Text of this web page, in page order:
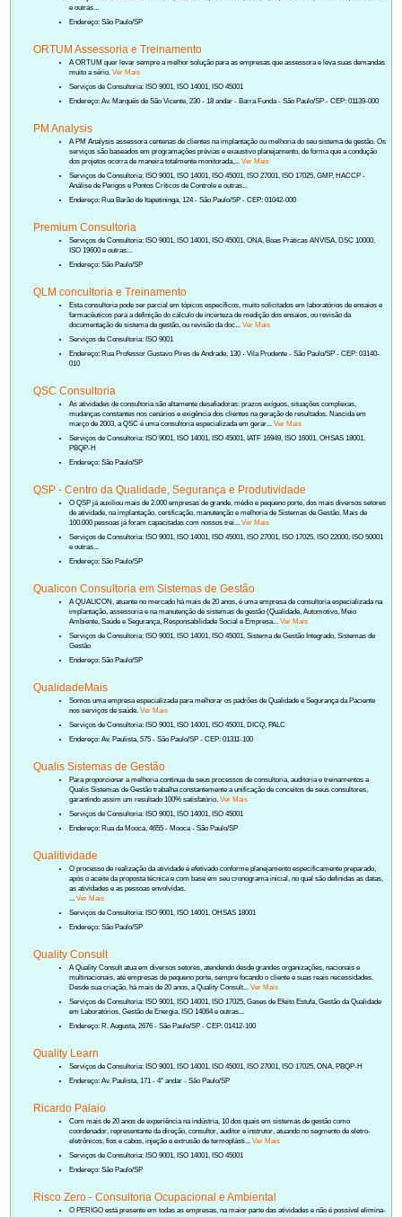
e outras...
Endereço: São Paulo/SP
ORTUM Assessoria e Treinamento
A ORTUM quer levar sempre a melhor solução para as empresas que assessora e leva suas demandas
muito a sério.Ver Mais
Serviços de Consultoria: ISO 9001, ISO 14001, ISO 45001
Endereço: Av. Marquês de São Vicente, 230 - 18 andar - Barra Funda - São Paulo/SP - CEP: 01139-000
PM Analysis
A PM Analysis assessora centenas de clientes na implantação ou melhoria do seu sistema de gestão. Os
serviços são baseados em programações prévias e exaustivo planejamento, de forma que a condução
dos projetos ocorra de maneira totalmente monitorada,...Ver Mais
Serviços de Consultoria: ISO 9001, ISO 14001, ISO 45001, ISO 27001, ISO 17025, GMP, HACCP -
Análise de Perigos e Pontos Críticos de Controle e outras...
Endereço: Rua Barão de Itapetininga, 124 - São Paulo/SP - CEP: 01042-000
Premium Consultoria
Serviços de Consultoria: ISO 9001, ISO 14001, ISO 45001, ONA, Boas Práticas ANVISA, DSC 10000,
ISO 19600 e outras...
Endereço: São Paulo/SP
QLM concultoria e Treinamento
Esta consultoria pode ser parcial em tópicos específicos, muito solicitados em laboratórios de ensaios e
farmacêuticos para a definição do cálculo de incerteza de medição dos ensaios, ou revisão da
documentação de sistema de gestão, ou revisão da doc...Ver Mais
Serviços de Consultoria: ISO 9001
Endereço: Rua Professor Gustavo Pires de Andrade, 130 - Vila Prudente - São Paulo/SP - CEP: 03140-
010
QSC Consultoria
As atividades de consultoria são altamente desafiadoras: prazos exíguos, situações complexas,
mudanças constantes nos cenários e exigência dos clientes na geração de resultados. Nascida em
março de 2003, a QSC é uma consultoria especializada em gerar...Ver Mais
Serviços de Consultoria: ISO 9001, ISO 14001, ISO 45001, IATF 16949, ISO 16001, OHSAS 18001,
PBQP-H
Endereço: São Paulo/SP
QSP - Centro da Qualidade, Segurança e Produtividade
O QSP já auxiliou mais de 2.000 empresas de grande, médio e pequeno porte, dos mais diversos setores
de atividade, na implantação, certificação, manutenção e melhoria de Sistemas de Gestão. Mais de
100.000 pessoas já foram capacitadas com nossos trei...Ver Mais
Serviços de Consultoria: ISO 9001, ISO 14001, ISO 45001, ISO 27001, ISO 17025, ISO 22000, ISO 50001
e outras...
Endereço: São Paulo/SP
Qualicon Consultoria em Sistemas de Gestão
A QUALICON, atuante no mercado há mais de 20 anos, é uma empresa de consultoria especializada na
implantação, assessoria e na manutenção de sistemas de gestão (Qualidade, Automotivo, Meio
Ambiente, Saúde e Segurança, Responsabilidade Social e Empresa...Ver Mais
Serviços de Consultoria: ISO 9001, ISO 14001, ISO 45001, Sistema de Gestão Integrado, Sistemas de
Gestão
Endereço: São Paulo/SP
QualidadeMais
Somos uma empresa especializada para melhorar os padrões de Qualidade e Segurança da Paciente
nos serviços de saúde.Ver Mais
Serviços de Consultoria: ISO 9001, ISO 14001, ISO 45001, DICQ, PALC
Endereço: Av. Paulista, 575 - São Paulo/SP - CEP: 01311-100
Qualis Sistemas de Gestão
Para proporcionar a melhoria continua de seus processos de consultoria, auditoria e treinamentos a
Qualis Sistemas de Gestão trabalha constantemente a unificação de conceitos de seus consultores,
garantindo assim um resultado 100% satisfatório.Ver Mais
Serviços de Consultoria: ISO 9001, ISO 14001, ISO 45001
Endereço: Rua da Mooca, 4655 - Mooca - São Paulo/SP
Qualitividade
O processo de realização da atividade é efetivado conforme planejamento especificamente preparado,
após o aceite da proposta técnica e com base em seu cronograma inicial, no qual são definidas as datas,
as atividades e as pessoas envolvidas.
...Ver Mais
Serviços de Consultoria: ISO 9001, ISO 14001, OHSAS 18001
Endereço: São Paulo/SP
Quality Consult
A Quality Consult atua em diversos setores, atendendo desde grandes organizações, nacionais e
multinacionais, até empresas de pequeno porte, sempre focando o cliente e suas reais necessidades.
Desde sua criação, há mais de 20 anos, a Quality Consult...Ver Mais
Serviços de Consultoria: ISO 9001, ISO 14001, ISO 17025, Gases de Efeito Estufa, Gestão da Qualidade
em Laboratórios, Gestão de Energia, ISO 14064 e outras...
Endereço: R. Augusta, 2676 - São Paulo/SP - CEP: 01412-100
Quality Learn
Serviços de Consultoria: ISO 9001, ISO 14001, ISO 45001, ISO 27001, ISO 17025, ONA, PBQP-H
Endereço: Av. Paulista, 171 - 4° andar - São Paulo/SP
Ricardo Palaio
Com mais de 20 anos de experiência na indústria, 10 dos quais em sistemas de gestão como
coordenador, representante da direção, consultor, auditor e instrutor, atuando no segmento de eletro-
eletrônicos, fios e cabos, injeção e extrusão de termoplásti...Ver Mais
Serviços de Consultoria: ISO 9001, ISO 14001, ISO 45001
Endereço: São Paulo/SP
Risco Zero - Consultoria Ocupacional e Ambiental
O PERIGO está presente em todas as empresas, na maior parte das atividades e não é possível elimina-